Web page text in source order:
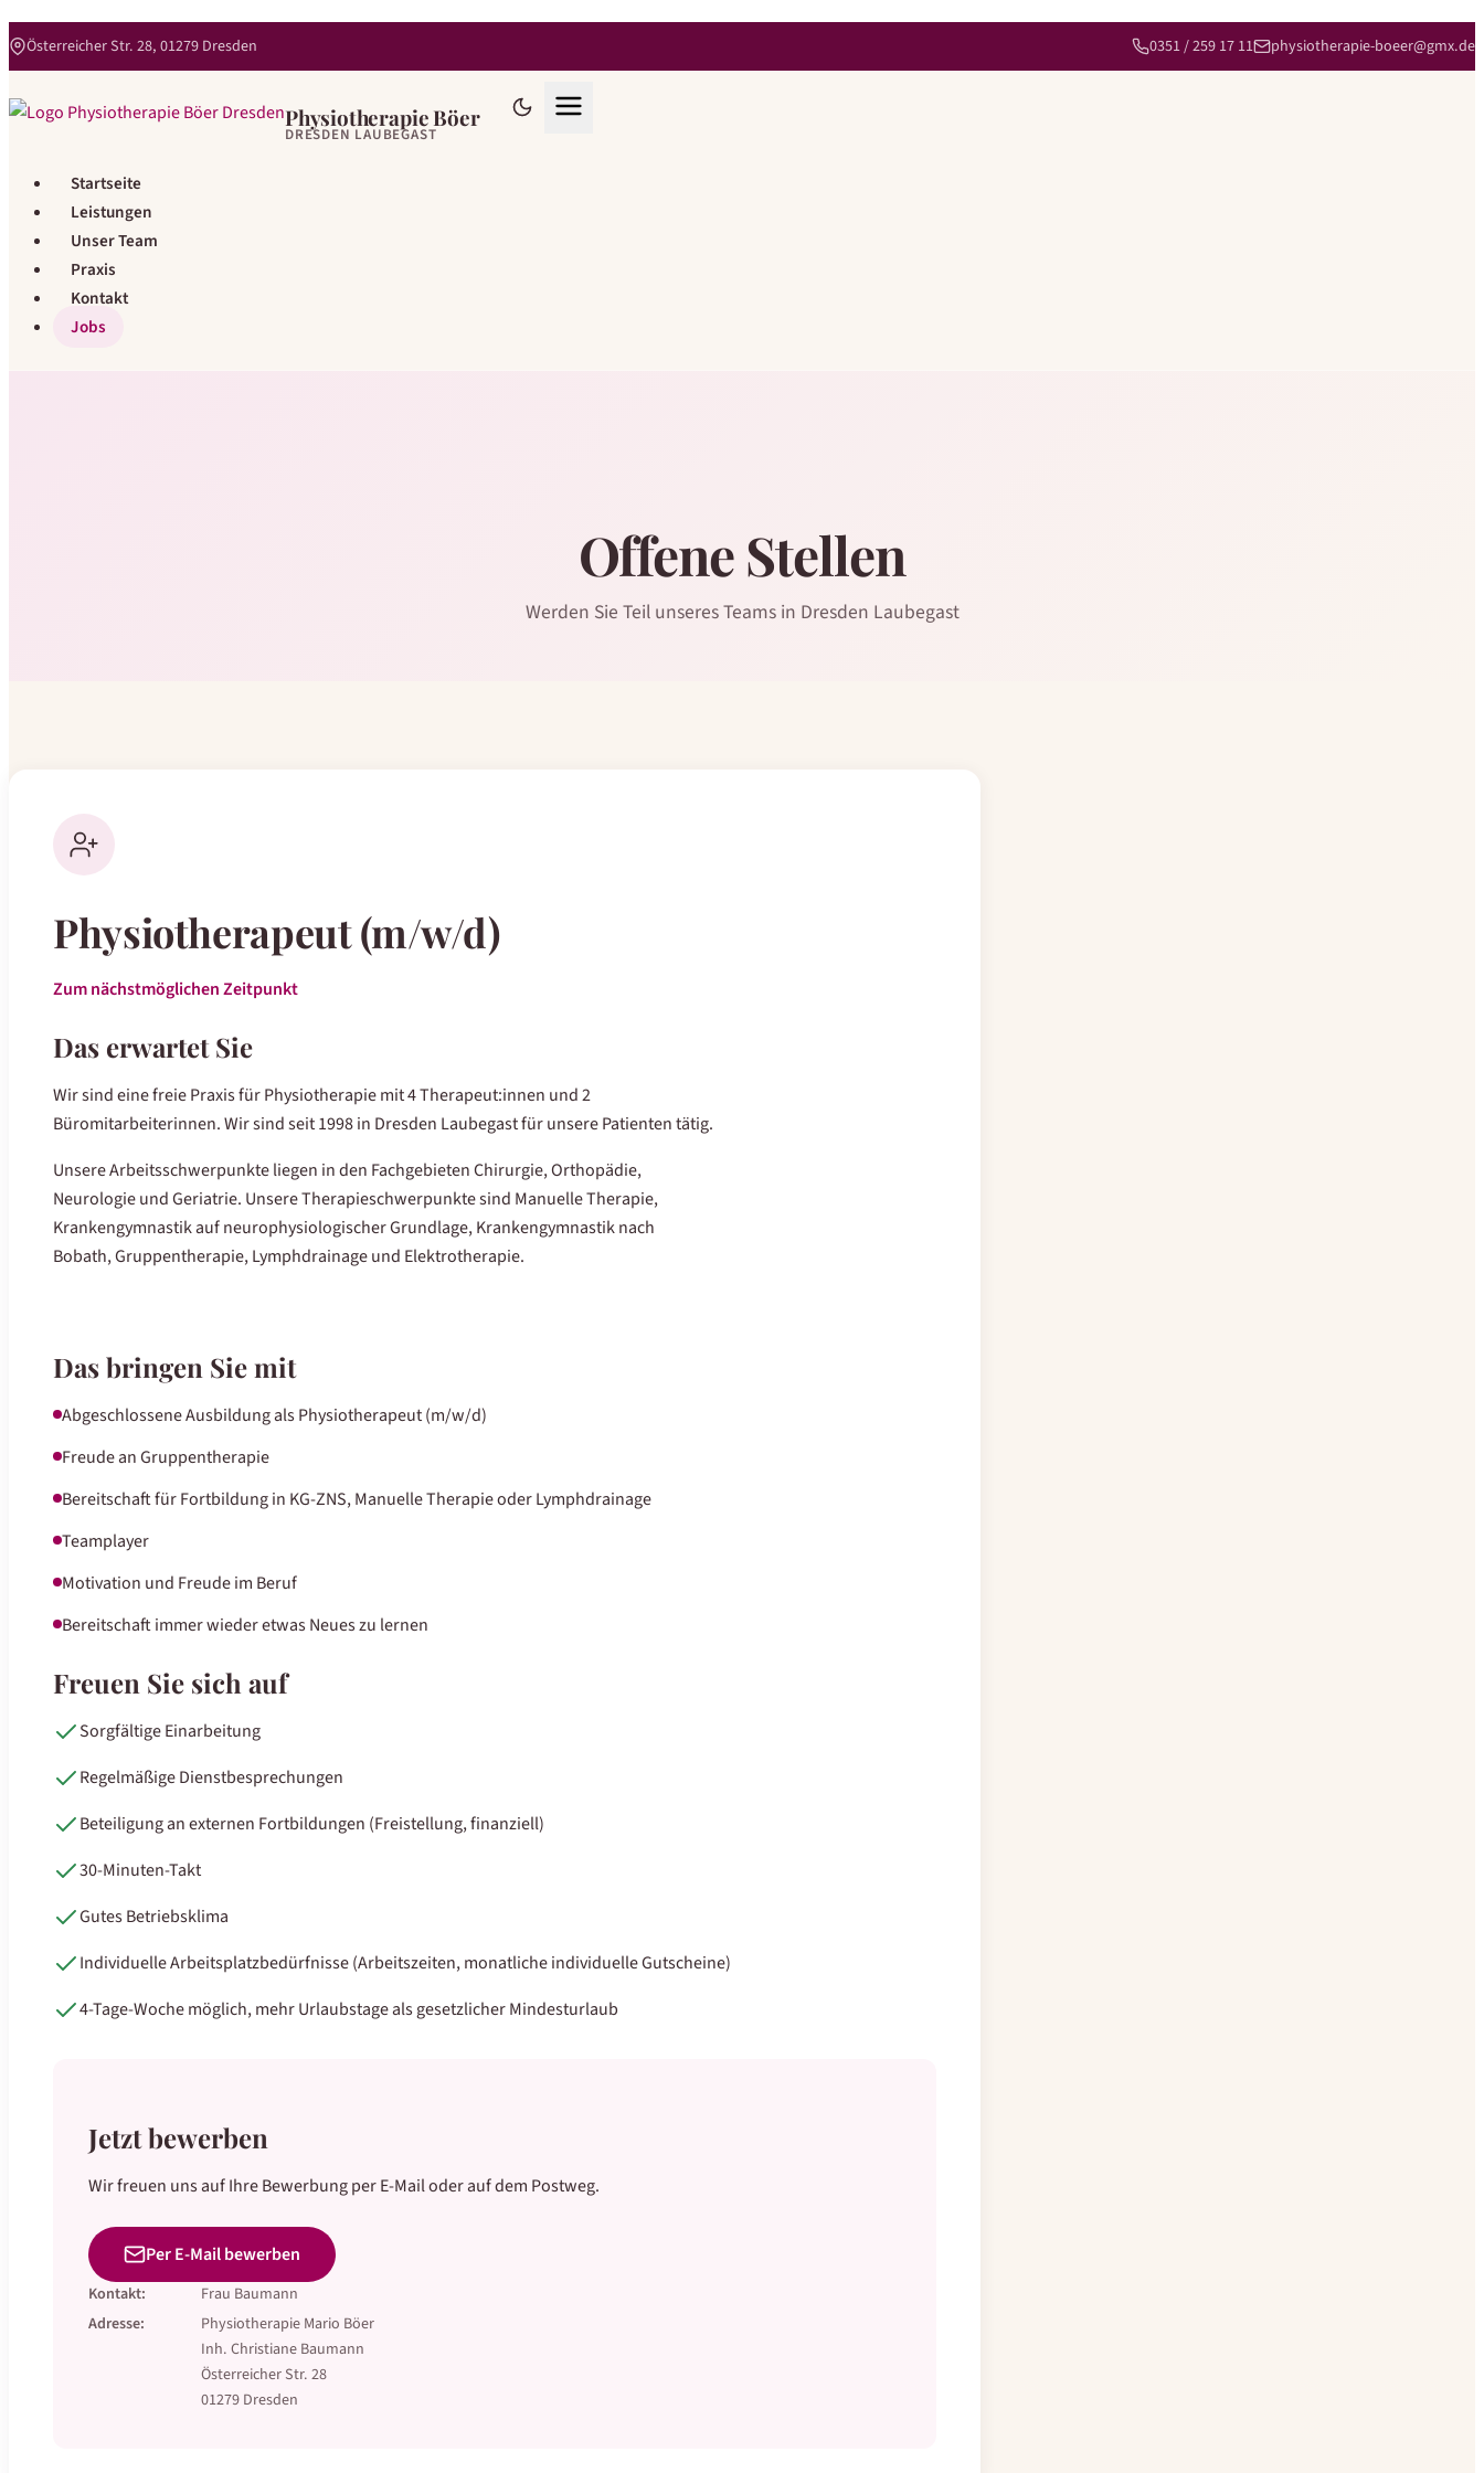
Österreicher Str. 28, 01279 Dresden
Physiotherapie Böer
DRESDEN LAUBEGAST
Unser Team
Offene Stellen
Werden Sie Teil unseres Teams in Dresden Laubegast
Physiotherapeut (m/w/d)
Zum nächstmöglichen Zeitpunkt
Das erwartet Sie
Wir sind eine freie Praxis für Physiotherapie mit 4 Therapeut:innen und 2
Büromitarbeiterinnen. Wir sind seit 1998 in Dresden Laubegast für unsere Patienten tätig.
Unsere Arbeitsschwerpunkte liegen in den Fachgebieten Chirurgie, Orthopädie,
Neurologie und Geriatrie. Unsere Therapieschwerpunkte sind Manuelle Therapie,
Krankengymnastik auf neurophysiologischer Grundlage, Krankengymnastik nach
Bobath, Gruppentherapie, Lymphdrainage und Elektrotherapie.
Das bringen Sie mit
Abgeschlossene Ausbildung als Physiotherapeut (m/w/d)
Freude an Gruppentherapie
Bereitschaft für Fortbildung in KG-ZNS, Manuelle Therapie oder Lymphdrainage
Teamplayer
Motivation und Freude im Beruf
Bereitschaft immer wieder etwas Neues zu lernen
Freuen Sie sich auf
Sorgfältige Einarbeitung
Regelmäßige Dienstbesprechungen
Beteiligung an externen Fortbildungen (Freistellung, finanziell)
30-Minuten-Takt
Gutes Betriebsklima
Individuelle Arbeitsplatzbedürfnisse (Arbeitszeiten, monatliche individuelle Gutscheine)
4-Tage-Woche möglich, mehr Urlaubstage als gesetzlicher Mindesturlaub
Jetzt bewerben
Wir freuen uns auf Ihre Bewerbung per E-Mail oder auf dem Postweg.
Per E-Mail bewerben
Kontakt:
Frau Baumann
Inh. Christiane Baumann
Österreicher Str. 28